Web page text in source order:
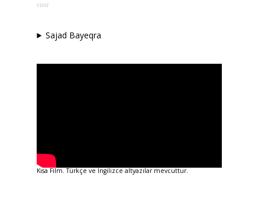
sınır
Sajad Bayeqra
Kısa Film. Türkçe ve İngilizce altyazılar mevcuttur.